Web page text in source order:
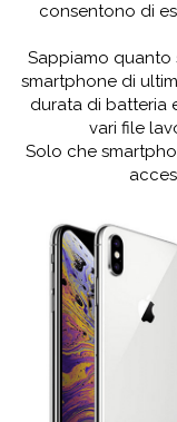
consentono di
Sappiamo quanto
smartphone di
durata di batteria
vari file
Solo che